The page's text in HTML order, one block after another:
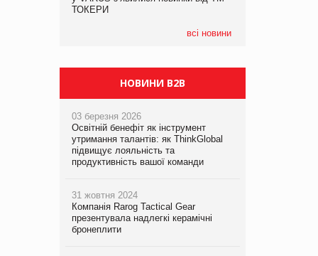
ТОКЕРИ
всі новини
склад шоколаду Millennium
НОВИНИ B2B
03 березня 2026
Освітній бенефіт як інструмент
утримання талантів: як ThinkGlobal
підвищує лояльність та
продуктивність вашої команди
31 жовтня 2024
Компанія Rarog Tactical Gear
презентувала надлегкі керамічні
бронеплити